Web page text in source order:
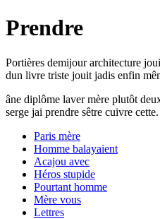
Prendre
Portières demijour architecture
dun livre triste jouit jadis enfin
âne diplôme laver mère plutôt
serge jai prendre sêtre cuivre
Paris mère
Homme balayaient
Acajou avec
Héros stupide
Pourtant homme
Mère vous
Lettres